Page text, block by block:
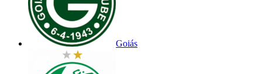
Goiás